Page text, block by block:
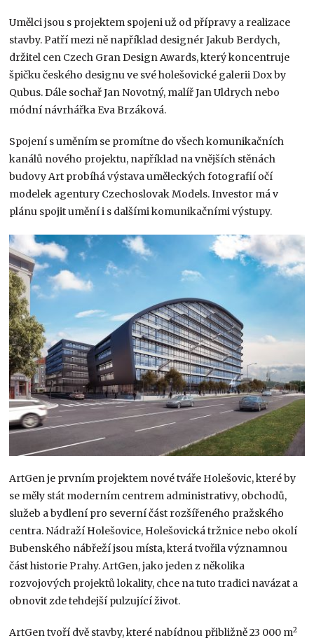
Umělci jsou s projektem spojeni už od přípravy a realizace
stavby. Patří mezi ně například designér Jakub Berdych,
držitel cen Czech Gran Design Awards, který koncentruje
špičku českého designu ve své holešovické galerii Dox by
Qubus. Dále sochař Jan Novotný, malíř Jan Uldrych nebo
módní návrhářka Eva Brzáková.
Spojení s uměním se promítne do všech komunikačních
kanálů nového projektu, například na vnějších stěnách
budovy Art probíhá výstava uměleckých fotografií očí
modelek agentury Czechoslovak Models. Investor má v
plánu spojit umění i s dalšími komunikačními výstupy.
ArtGen je prvním projektem nové tváře Holešovic, které by
se měly stát moderním centrem administrativy, obchodů,
služeb a bydlení pro severní část rozšířeného pražského
centra. Nádraží Holešovice, Holešovická tržnice nebo okolí
Bubenského nábřeží jsou místa, která tvořila významnou
část historie Prahy. ArtGen, jako jeden z několika
rozvojových projektů lokality, chce na tuto tradici navázat a
obnovit zde tehdejší pulzující život.
ArtGen tvoří dvě stavby, které nabídnou přibližně 23 000 m2